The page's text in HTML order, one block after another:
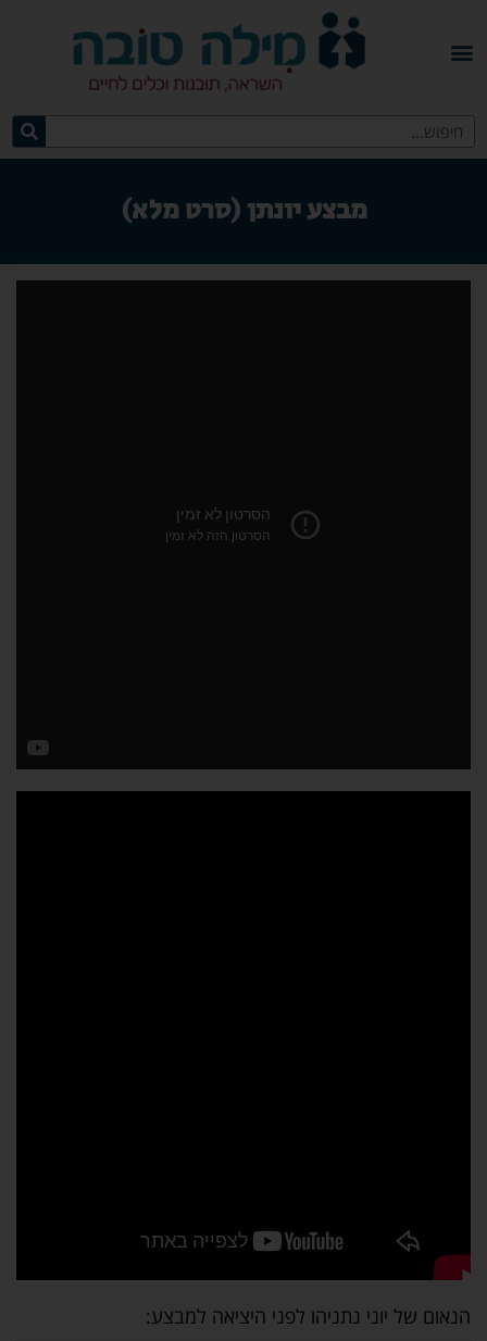
מבצע יונתן (סרט מלא)
הנאום של יוני נתניהו לפני היציאה למבצע: